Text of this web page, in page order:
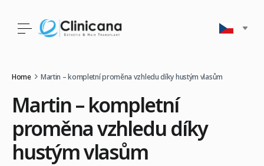
Home Martin – kompletní proměna vzhledu díky hustým vlasům
Martin – kompletní
proměna vzhledu díky
hustým vlasům